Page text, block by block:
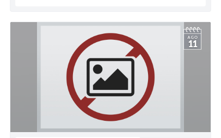
AGO
11